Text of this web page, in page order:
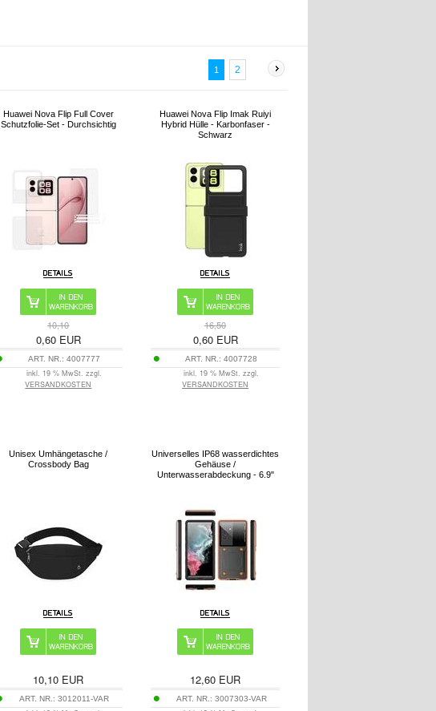
1 2
Huawei Nova Flip Full Cover
Schutzfolie-Set - Durchsichtig
10,10
0,60EUR
ART. NR.:4007777
inkl. 19 % MwSt. zzgl.
VERSANDKOSTEN
Huawei Nova Flip Imak Ruiyi
Hybrid Hülle - Karbonfaser -
Schwarz
16,50
0,60EUR
ART. NR.:4007728
inkl. 19 % MwSt. zzgl.
VERSANDKOSTEN
Unisex Umhängetasche /
Crossbody Bag
10,10 EUR
ART. NR.:3012011-VAR
Universelles IP68 wasserdichtes
Gehäuse /
Unterwasserabdeckung - 6.9"
12,60 EUR
ART. NR.: 3007303-VAR